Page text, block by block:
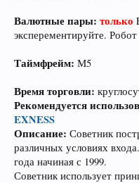
Валютные пары: только
эксперементируйте.
Таймфрейм: М5
Время торговли:
Рекомендуется
EXNESS
Описание: Советник
различных условиях
года начиная с 1999.
Советник использует